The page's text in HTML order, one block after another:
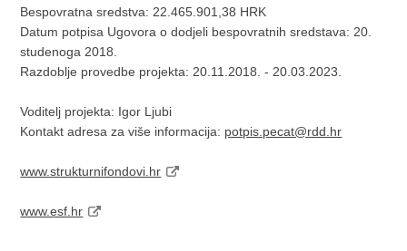
Bespovratna sredstva: 22.465.901,38 HRK
Datum potpisa Ugovora o dodjeli bespovratnih sredstava: 20.
studenoga 2018.
Razdoblje provedbe projekta: 20.11.2018. - 20.03.2023.
Voditelj projekta: Igor Ljubi
Kontakt adresa za više informacija: potpis.pecat@rdd.hr
www.strukturnifondovi.hr
www.esf.hr